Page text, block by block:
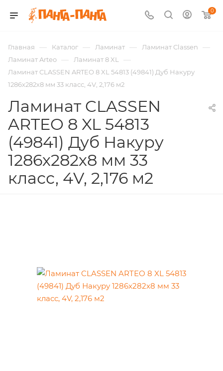
0
Главная — Каталог — Ламинат — Ламинат Classen —
Ламинат Arteo — Ламинат 8 XL —
Ламинат CLASSEN ARTEO 8 XL 54813 (49841) Дуб Накуру
1286х282х8 мм 33 класс, 4V, 2,176 м2
Ламинат CLASSEN
ARTEO 8 XL 54813
(49841) Дуб Накуру
1286х282х8 мм 33
класс, 4V, 2,176 м2